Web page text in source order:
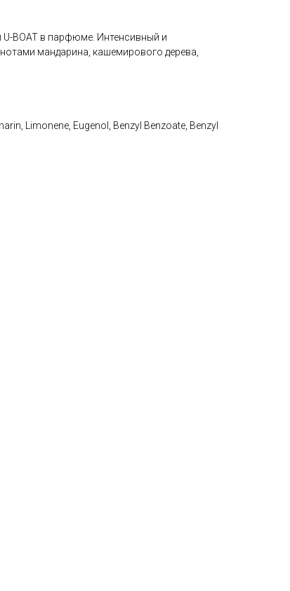
U-BOAT в парфюме. Интенсивный и
мандарина, кашемирового дерева,
Limonene, Eugenol, Benzyl Benzoate, Benzyl